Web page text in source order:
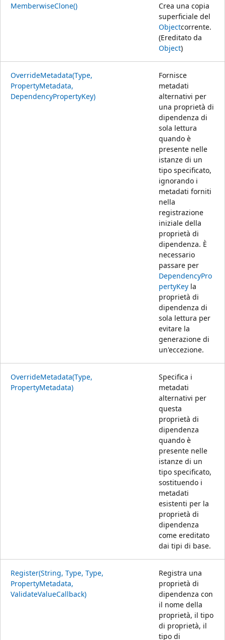
MemberwiseClone()
Crea una copia
superficiale del
Objectcorrente.
(Ereditato da
Object)
OverrideMetadata(Type,
PropertyMetadata,
DependencyPropertyKey)
Fornisce
metadati
alternativi per
una proprietà di
dipendenza di
sola lettura
quando è
presente nelle
istanze di un
tipo specificato,
ignorando i
metadati forniti
nella
registrazione
iniziale della
proprietà di
dipendenza. È
necessario
passare per
DependencyPro
pertyKey la
proprietà di
dipendenza di
sola lettura per
evitare la
generazione di
un'eccezione.
OverrideMetadata(Type,
PropertyMetadata)
Specifica i
metadati
alternativi per
questa
proprietà di
dipendenza
quando è
presente nelle
istanze di un
tipo specificato,
sostituendo i
metadati
esistenti per la
proprietà di
dipendenza
come ereditato
dai tipi di base.
Register(String, Type, Type,
PropertyMetadata,
ValidateValueCallback)
Registra una
proprietà di
dipendenza con
il nome della
proprietà, il tipo
di proprietà, il
tipo di